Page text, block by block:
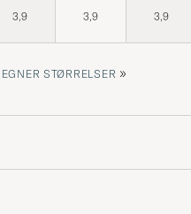
3,9 3,9 3,9
STØRRELSER »